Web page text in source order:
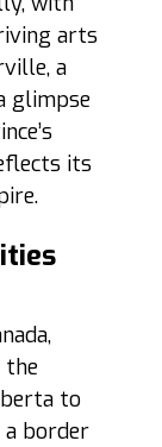
arts
a
glimpse
its
the
to
a border